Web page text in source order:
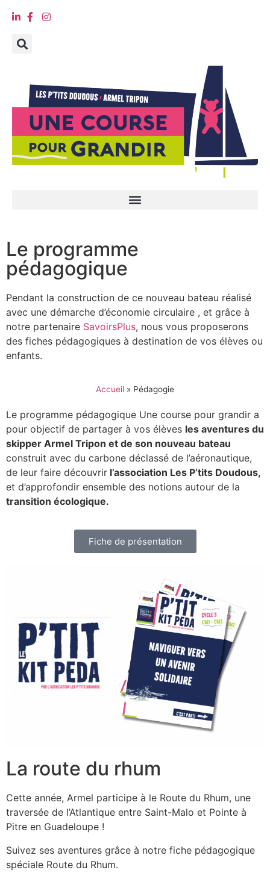
Le programme
pédagogique
Pendant la construction de ce nouveau bateau réalisé
avec une démarche d’économie circulaire , et grâce à
notre partenaire SavoirsPlus, nous vous proposerons
des fiches pédagogiques à destination de vos élèves ou
enfants.
Accueil » Pédagogie
Le programme pédagogique Une course pour grandir a
pour objectif de partager à vos élèves les aventures du
skipper Armel Tripon et de son nouveau bateau
construit avec du carbone déclassé de l’aéronautique,
de leur faire découvrir l’association Les P’tits Doudous,
et d’approfondir ensemble des notions autour de la
transition écologique.
Fiche de présentation
La route du rhum
Cette année, Armel participe à le Route du Rhum, une
traversée de l’Atlantique entre Saint-Malo et Pointe à
Pitre en Guadeloupe !
Suivez ses aventures grâce à notre fiche pédagogique
spéciale Route du Rhum.